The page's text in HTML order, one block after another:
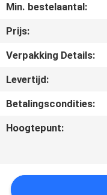
NEEM
CONTACT
MET
ONS
OP
VRAAG
OFFERTE
Min. bestelaantal:
Prijs:
Verpakking Details:
Levertijd:
Betalingscondities:
Hoogtepunt: